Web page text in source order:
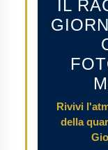
IL
Rivivi
della